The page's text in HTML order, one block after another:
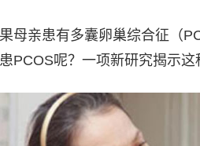
母亲患有多囊卵巢综合征（
PCOS呢？一项新研究揭示这